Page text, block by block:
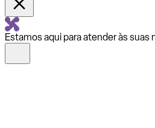
Estamos aqui para atender às suas